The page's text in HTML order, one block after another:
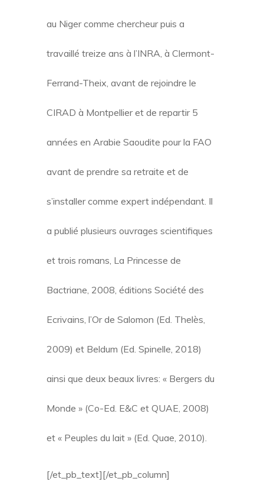
au Niger comme chercheur puis a
travaillé treize ans à l’INRA, à Clermont-
Ferrand-Theix, avant de rejoindre le
CIRAD à Montpellier et de repartir 5
années en Arabie Saoudite pour la FAO
avant de prendre sa retraite et de
s’installer comme expert indépendant. Il
a publié plusieurs ouvrages scientifiques
et trois romans, La Princesse de
Bactriane, 2008, éditions Société des
Ecrivains, l’Or de Salomon (Ed. Thelès,
2009) et Beldum (Ed. Spinelle, 2018)
ainsi que deux beaux livres: « Bergers du
Monde » (Co-Ed. E&C et QUAE, 2008)
et « Peuples du lait » (Ed. Quae, 2010).
[/et_pb_text][/et_pb_column]